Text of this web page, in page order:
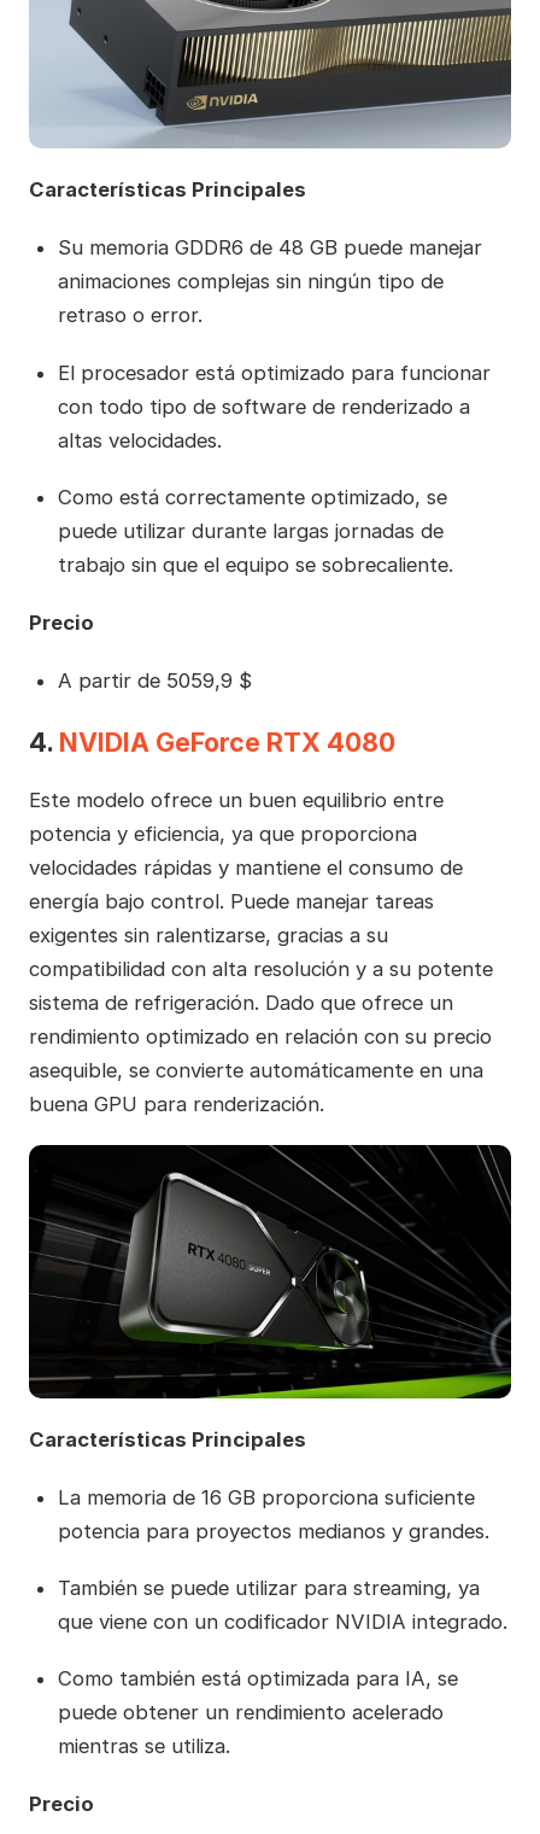
Características Principales
Su memoria GDDR6 de 48 GB puede manejar
animaciones complejas sin ningún tipo de
retraso o error.
El procesador está optimizado para funcionar
con todo tipo de software de renderizado a
altas velocidades.
Como está correctamente optimizado, se
puede utilizar durante largas jornadas de
trabajo sin que el equipo se sobrecaliente.
Precio
A partir de 5059,9 $
4. NVIDIA GeForce RTX 4080
Este modelo ofrece un buen equilibrio entre
potencia y eficiencia, ya que proporciona
velocidades rápidas y mantiene el consumo de
energía bajo control. Puede manejar tareas
exigentes sin ralentizarse, gracias a su
compatibilidad con alta resolución y a su potente
sistema de refrigeración. Dado que ofrece un
rendimiento optimizado en relación con su precio
asequible, se convierte automáticamente en una
buena GPU para renderización.
Características Principales
La memoria de 16 GB proporciona suficiente
potencia para proyectos medianos y grandes.
También se puede utilizar para streaming, ya
que viene con un codificador NVIDIA integrado.
Como también está optimizada para IA, se
puede obtener un rendimiento acelerado
mientras se utiliza.
Precio